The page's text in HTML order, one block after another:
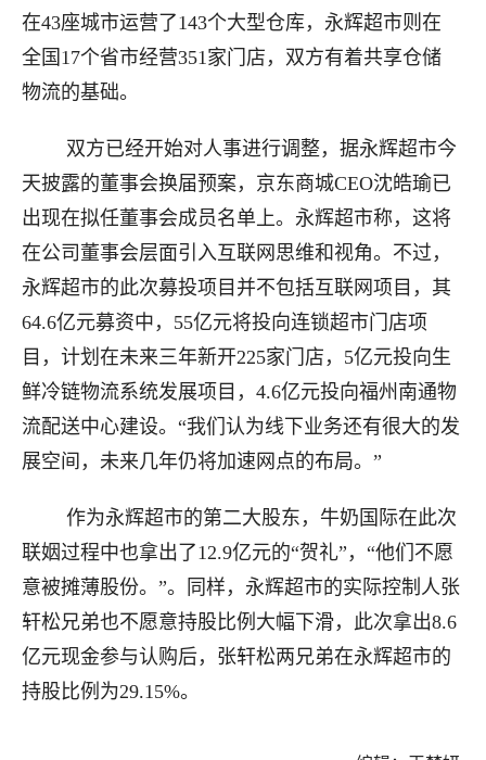
在43座城市运营了143个大型仓库，永辉超市则在
全国17个省市经营351家门店，双方有着共享仓储
物流的基础。
双方已经开始对人事进行调整，据永辉超市今
天披露的董事会换届预案，京东商城CEO沈皓瑜已
出现在拟任董事会成员名单上。永辉超市称，这将
在公司董事会层面引入互联网思维和视角。不过，
永辉超市的此次募投项目并不包括互联网项目，其
64.6亿元募资中，55亿元将投向连锁超市门店项
目，计划在未来三年新开225家门店，5亿元投向生
鲜冷链物流系统发展项目，4.6亿元投向福州南通物
流配送中心建设。“我们认为线下业务还有很大的发
展空间，未来几年仍将加速网点的布局。”
作为永辉超市的第二大股东，牛奶国际在此次
联姻过程中也拿出了12.9亿元的“贺礼”，“他们不愿
意被摊薄股份。”。同样，永辉超市的实际控制人张
轩松兄弟也不愿意持股比例大幅下滑，此次拿出8.6
亿元现金参与认购后，张轩松两兄弟在永辉超市的
持股比例为29.15%。